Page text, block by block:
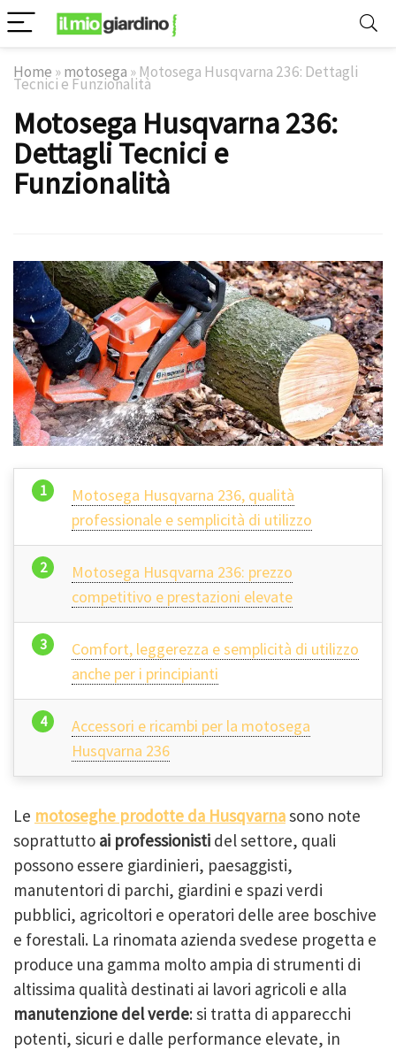
Home »motosega » Motosega Husqvarna 236: Dettagli
Tecnici e Funzionalità
Motosega Husqvarna 236:
Dettagli Tecnici e
Funzionalità
Motosega Husqvarna 236, qualità
professionale e semplicità di utilizzo
Motosega Husqvarna 236: prezzo
competitivo e prestazioni elevate
Comfort, leggerezza e semplicità di utilizzo
anche per i principianti
Accessori e ricambi per la motosega
Husqvarna 236
Le motoseghe prodotte da Husqvarnasono note
soprattutto ai professionisti del settore, quali
possono essere giardinieri, paesaggisti,
manutentori di parchi, giardini e spazi verdi
pubblici, agricoltori e operatori delle aree boschive
e forestali. La rinomata azienda svedese progetta e
produce una gamma molto ampia di strumenti di
altissima qualità destinati ai lavori agricoli e alla
manutenzione del verde: si tratta di apparecchi
potenti, sicuri e dalle performance elevate, in